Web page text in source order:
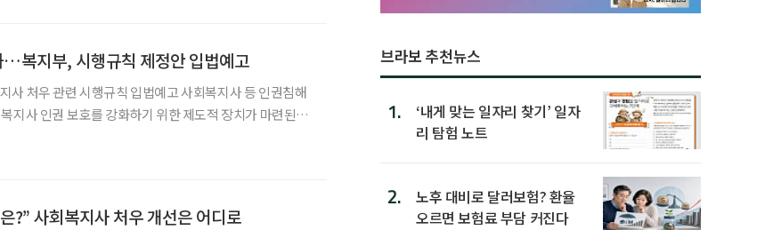
복지부, 시행규칙 제정안 입법예고
시행규칙 입법예고 사회복지사 등 인권침해
?” 사회복지사 처우 개선은 어디로
브라보 추천뉴스
1.
‘내게 맞는 일자리 찾기’ 일자
리 탐험 노트
2.
노후 대비로 달러보험? 환율
오르면 보험료 부담 커진다